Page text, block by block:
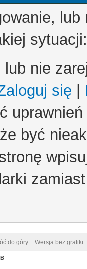
sytuacji:
lub nie
się
być
do góry Wersja bez grafiki